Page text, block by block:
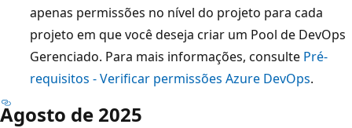
apenas permissões no nível do projeto para cada
projeto em que você deseja criar um Pool de DevOps
Gerenciado. Para mais informações, consulte Pré-
requisitos - Verificar permissões Azure DevOps.
Agosto de 2025